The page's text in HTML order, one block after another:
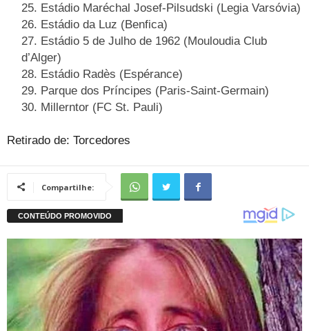
Estádio Maréchal Josef-Pilsudski (Legia Varsóvia)
Estádio da Luz (Benfica)
Estádio 5 de Julho de 1962 (Mouloudia Club
d’Alger)
Estádio Radès (Espérance)
Parque dos Príncipes (Paris-Saint-Germain)
Millerntor (FC St. Pauli)
Retirado de: Torcedores
Compartilhe: